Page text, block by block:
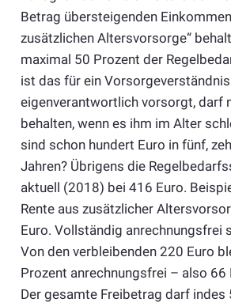
Betrag übersteigenden
zusätzlichen Altersvorsorge“
maximal 50 Prozent der
ist das für ein
eigenverantwortlich vorsorgt, darf
behalten, wenn es ihm im Alter
sind schon hundert Euro in fünf,
Jahren? Übrigens die
aktuell (2018) bei 416 Euro.
Rente aus zusätzlicher
Euro. Vollständig anrechnungsfrei
Von den verbleibenden 220 Euro
Prozent anrechnungsfrei – also 66
Der gesamte Freibetrag darf indes